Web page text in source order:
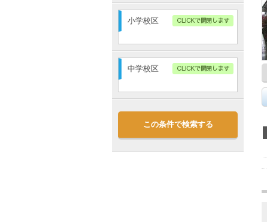
小学校区
中学校区
この条件で検索する